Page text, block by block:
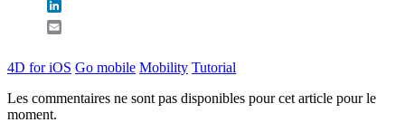
4D for iOS Go mobile Mobility Tutorial
Les commentaires ne sont pas disponibles pour cet article pour le
moment.